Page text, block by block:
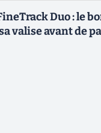
Duo : le
valise avant de